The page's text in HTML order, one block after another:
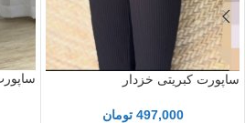
ساپورت کبریتی خزدار
497,000 تومان